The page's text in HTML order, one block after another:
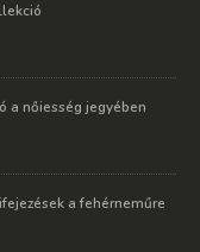
a nőiesség jegyében
a fehérneműre